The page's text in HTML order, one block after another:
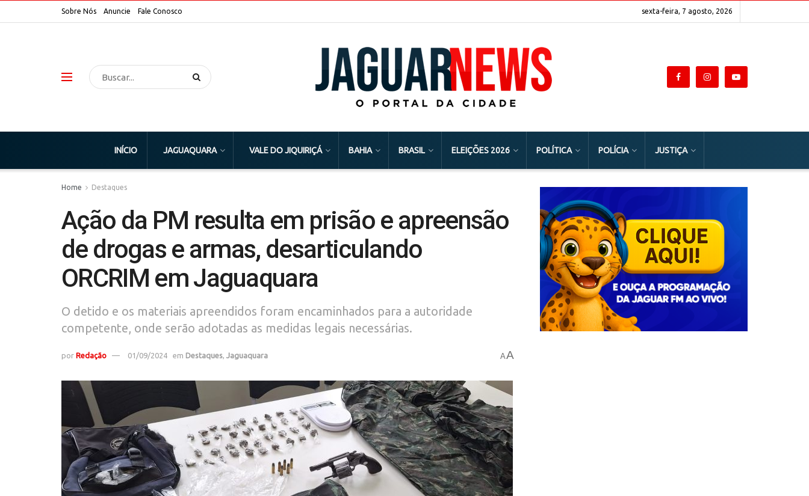
Sobre Nós Anuncie Fale Conosco sexta-feira, 7 agosto, 2026
INÍCIO JAGUAQUARA VALE DO JIQUIRIÇÁ BAHIA BRASIL ELEIÇÕES 2026 POLÍTICA POLÍCIA JUSTIÇA
Home Destaques
Ação da PM resulta em prisão e apreensão
de drogas e armas, desarticulando
ORCRIM em Jaguaquara
O detido e os materiais apreendidos foram encaminhados para a autoridade
competente, onde serão adotadas as medidas legais necessárias.
por Redação 01/09/2024 em Destaques, Jaguaquara AA